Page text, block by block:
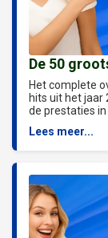
De 50
Het complete
hits uit het jaar
de prestaties in
Lees meer...